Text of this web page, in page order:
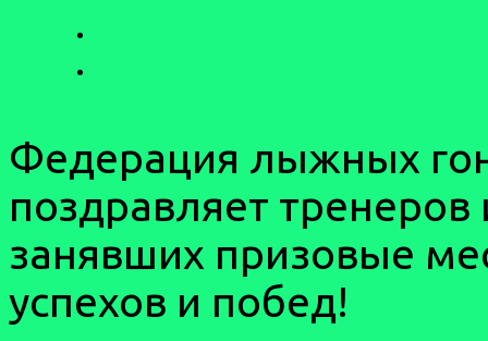
Федерация лыжных
поздравляет тренеров
занявших призовые
успехов и побед!